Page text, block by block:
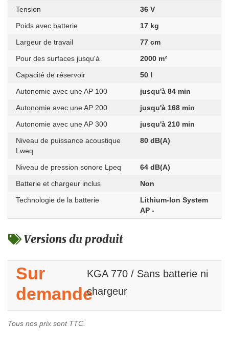
Tension
36 V
Poids avec batterie
17 kg
Largeur de travail
77 cm
Pour des surfaces jusqu'à
2000 m²
Capacité de réservoir
50 l
Autonomie avec une AP 100
jusqu'à 84 min
Autonomie avec une AP 200
jusqu'à 168 min
Autonomie avec une AP 300
jusqu'à 210 min
Niveau de puissance acoustique
Lweq
80 dB(A)
Niveau de pression sonore Lpeq
64 dB(A)
Batterie et chargeur inclus
Non
Technologie de la batterie
Lithium-Ion System
AP -
Versions du produit
Sur
demande
KGA 770 / Sans batterie ni
chargeur
Tous nos prix sont TTC.